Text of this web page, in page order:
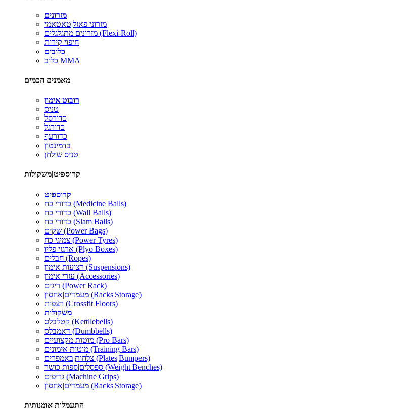
מזרונים
מזרוני פאזל|טאטאמי
מזרונים מתגלגלים (Flexi-Roll)
חיפוי קירות
כלובים
כלוב MMA
מאמנים חכמים
רובוט אימון
טניס
כדורסל
כדורגל
כדורעף
בדמינטון
טניס שולחן
קרוספיט|משקולות
קרוספיט
כדורי כח (Medicine Balls)
כדורי כח (Wall Balls)
כדורי כח (Slam Balls)
שקים (Power Bags)
צמיגי כח (Power Tyres)
ארגזי פליו (Plyo Boxes)
חבלים (Ropes)
רצועות אימון (Suspensions)
עזרי אימון (Accessories)
ריגים (Power Rack)
מעמדים|אחסון (Racks|Storage)
רצפות (Crossfit Floors)
משקולות
קטלבלס (Kettllebells)
דאמבלס (Dumbbells)
מוטות מקצועיים (Pro Bars)
מוטות אימונים (Training Bars)
צלחות|באמפרים (Plates|Bumpers)
ספסלים|ספות כושר (Weight Benches)
גריפים (Machine Grips)
מעמדים|אחסון (Racks|Storage)
התעמלות אומנותית